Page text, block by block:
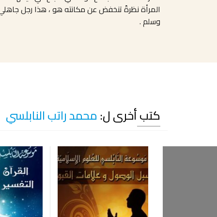
المرأة نظرةً تنخفض عن مكانته هو ، هذا رجل جاهلي
وسلم .
كتب أخرى ل: محمد راتب النابلسي